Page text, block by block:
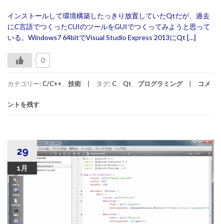
インストールして環境構築したっきり放置していたQtだが、過去
にC言語でつくったCUIのツールをGUIでつくってみようと思って
いる。Windows7 64bitでVisual Studio Express 2013にQt […]
0
カテゴリー: C/C++、 技術 タグ: C、 Qt、 プログラミング コメ
ントを残す
29
1月